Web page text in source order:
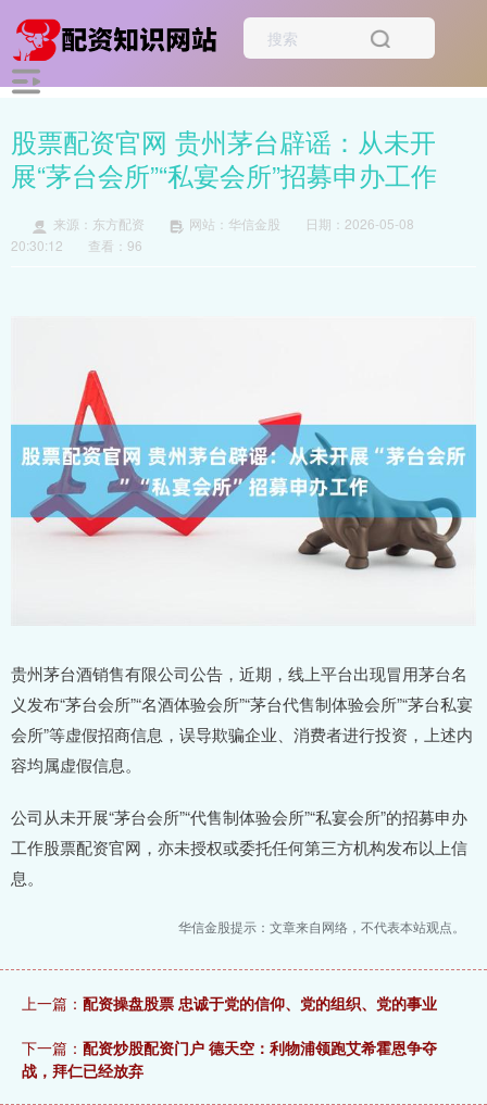
股票配资官网 贵州茅台辟谣：从未开
展“茅台会所”“私宴会所”招募申办工作
来源：东方配资 网站：华信金股
日期：2026-05-08
20:30:12
查看：96
贵州茅台酒销售有限公司公告，近期，线上平台出现冒用茅台名
义发布“茅台会所”“名酒体验会所”“茅台代售制体验会所”“茅台私宴
会所”等虚假招商信息，误导欺骗企业、消费者进行投资，上述内
容均属虚假信息。
公司从未开展“茅台会所”“代售制体验会所”“私宴会所”的招募申办
工作股票配资官网，亦未授权或委托任何第三方机构发布以上信
息。
华信金股提示：文章来自网络，不代表本站观点。
上一篇： 配资操盘股票 忠诚于党的信仰、党的组织、党的事业
下一篇： 配资炒股配资门户 德天空：利物浦领跑艾希霍恩争夺
战，拜仁已经放弃